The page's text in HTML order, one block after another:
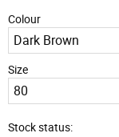
Colour
Size
Stock status